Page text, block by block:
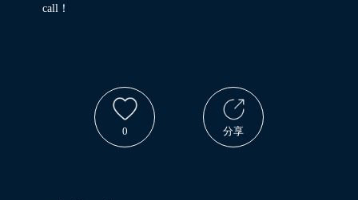
call！
0 分享